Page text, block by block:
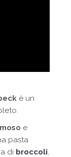
è un
e
pasta
di broccoli,